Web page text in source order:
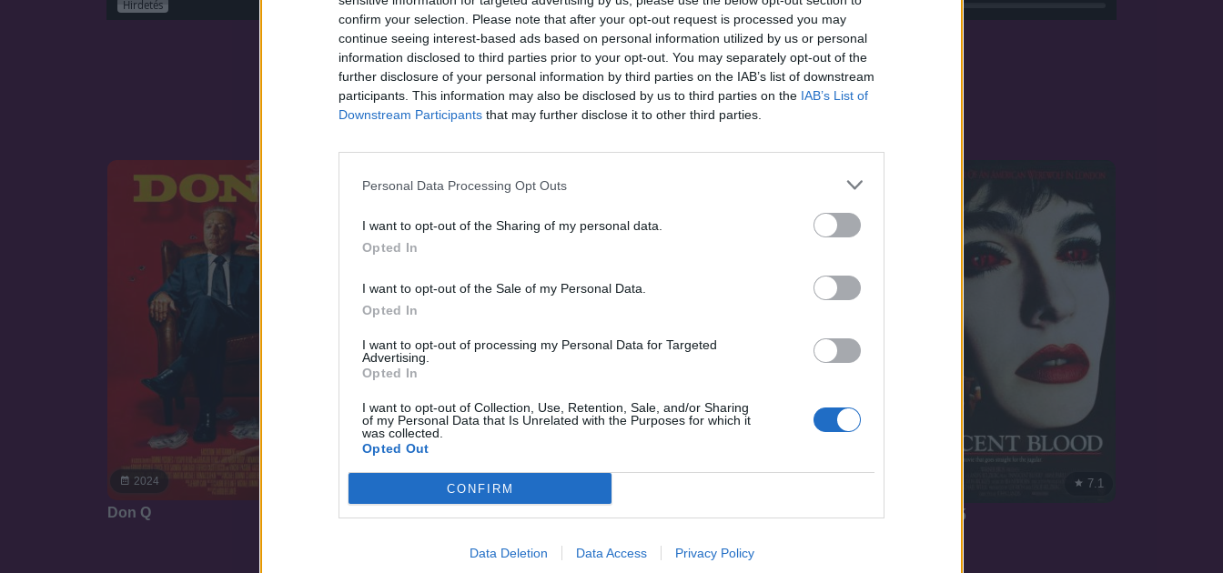
confirm your selection. Please note that after your opt-out request is processed you may
continue seeing interest-based ads based on personal information utilized by us or personal
information disclosed to third parties prior to your opt-out. You may separately opt-out of the
further disclosure of your personal information by third parties on the IAB’s list of downstream
participants. This information may also be disclosed by us to third parties on the IAB’s List of
Downstream Participants that may further disclose it to other third parties.
Personal Data Processing Opt Outs
I want to opt-out of the Sharing of my personal data.
Opted In
I want to opt-out of the Sale of my Personal Data.
Opted In
I want to opt-out of processing my Personal Data for Targeted
Advertising.
Opted In
I want to opt-out of Collection, Use, Retention, Sale, and/or Sharing
of my Personal Data that Is Unrelated with the Purposes for which it
was collected.
Opted Out
CONFIRM
Data Deletion Data Access Privacy Policy
Hirdetés
Hasonló teljes filmek magyarul
2024
Don Q
7.1
Harapós nő